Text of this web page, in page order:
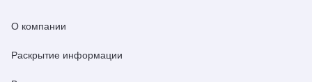
О компании
Раскрытие информации